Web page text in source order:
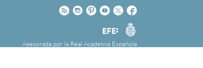
Facebook
Twitter
Youtube
Pinteres
Instagram
Rss
Agencia
EFE
Asesorada por la Real Academia Española